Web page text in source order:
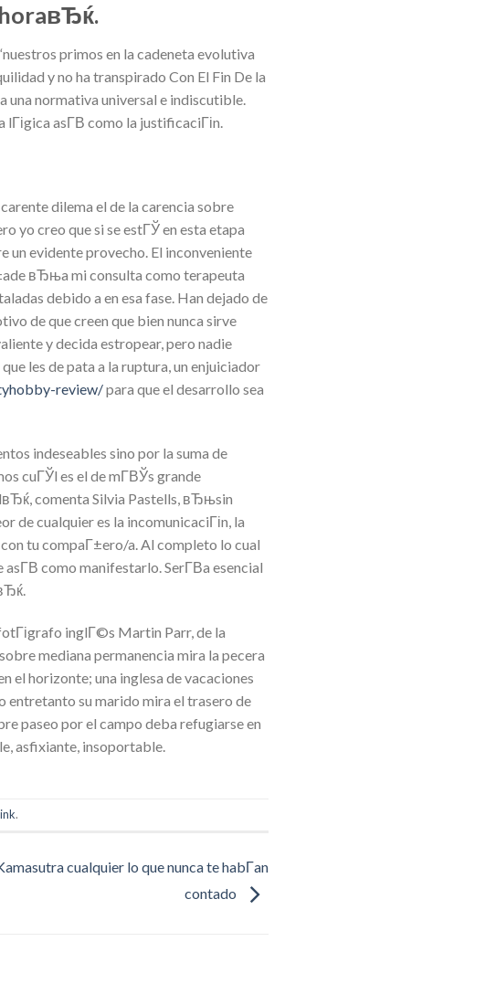
primos en la cadeneta evolutiva
y no ha transpirado Con El Fin De la
una normativa universal e indiscutible.
lГіgica asГ­В­ como la justificaciГіn.
dilema el de la carencia sobre
yo creo que si se estГЎ en esta etapa
un evidente provecho. El inconveniente
вЂњa mi consulta como terapeuta
debido a en esa fase. Han dejado de
de que creen que bien nunca sirve
y decida estropear, pero nadie
les de pata a la ruptura, un enjuiciador
review/para que el desarrollo sea
indeseables sino por la suma de
cuГЎl es el de mГ­ВЎs grande
comenta Silvia Pastells, вЂњsin
de cualquier es la incomunicaciГіn, la
tu compaГ±ero/a. Al completo lo cual
asГ­В­ como manifestarlo. SerГ­В­a esencial
inglГ©s Martin Parr, de la
mediana permanencia mira la pecera
el horizonte; una inglesa de vacaciones
entretanto su marido mira el trasero de
paseo por el campo deba refugiarse en
asfixiante, insoportable.
.
cualquier lo que nunca te habГ­an
contado